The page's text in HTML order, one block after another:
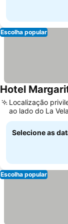
Escolha popular
Hotel
Localização
ao lado do La
Selecione as
Escolha popular